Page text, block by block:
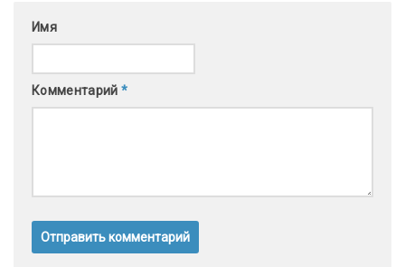
Комментарий *
Имя